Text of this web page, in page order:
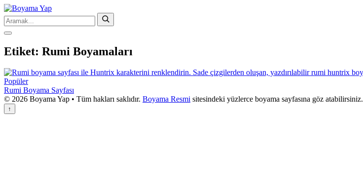
Etiket: Rumi Boyamaları
Popüler
Rumi Boyama Sayfası
© 2026 Boyama Yap • Tüm hakları saklıdır. Boyama Resmi sitesindeki yüzlerce boyama sayfasına göz atabilirsiniz.
↑